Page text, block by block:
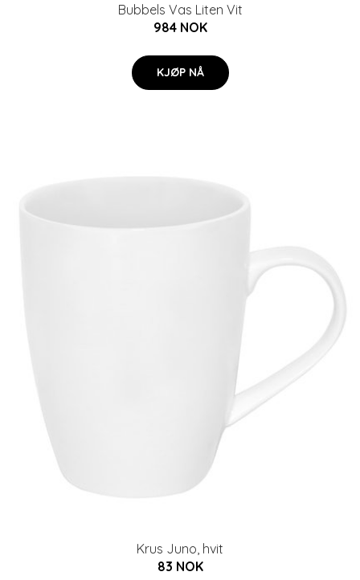
Bubbels Vas Liten Vit
984 NOK
KJØP NÅ
Krus Juno, hvit
83 NOK